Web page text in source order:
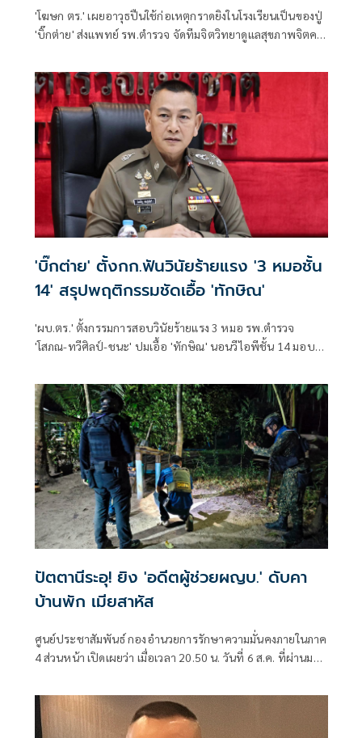
'โฆษก ตร.' เผยอาวุธปืนใช้ก่อเหตุกราดยิงในโรงเรียนเป็นของปู่
'บิ๊กต่าย' ส่งแพทย์ รพ.ตำรวจ จัดทีมจิตวิทยาดูแลสุขภาพจิตครู
'บิ๊กต่าย' ตั้งกก.ฟันวินัยร้ายแรง '3 หมอชั้น
14' สรุปพฤติกรรมชัดเอื้อ 'ทักษิณ'
'ผบ.ตร.' ตั้งกรรมการสอบวินัยร้ายแรง 3 หมอ รพ.ตำรวจ
'โสภณ-ทวีศิลป์-ชนะ' ปมเอื้อ 'ทักษิณ' นอนวีไอพีชั้น 14 มอบ
ปัตตานีระอุ! ยิง 'อดีตผู้ช่วยผญบ.' ดับคา
บ้านพัก เมียสาหัส
ศูนย์ประชาสัมพันธ์ กองอำนวยการรักษาความมั่นคงภายในภาค
4 ส่วนหน้า เปิดเผยว่า เมื่อเวลา 20.50 น. วันที่ 6 ส.ค. ที่ผ่านมา
อาแว อดีตผู้ช่วยผู้ใหญ่บ้านหมู่ที่ 5